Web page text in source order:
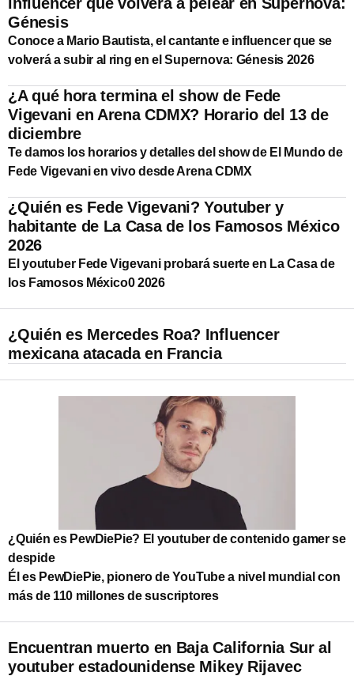
Génesis
Conoce a Mario Bautista, el cantante e influencer que se
volverá a subir al ring en el Supernova: Génesis 2026
¿A qué hora termina el show de Fede
Vigevani en Arena CDMX? Horario del 13 de
diciembre
Te damos los horarios y detalles del show de El Mundo de
Fede Vigevani en vivo desde Arena CDMX
¿Quién es Fede Vigevani? Youtuber y
habitante de La Casa de los Famosos México
2026
El youtuber Fede Vigevani probará suerte en La Casa de
los Famosos México0 2026
¿Quién es Mercedes Roa? Influencer
mexicana atacada en Francia
¿Quién es PewDiePie? El youtuber de contenido gamer se
despide
Él es PewDiePie, pionero de YouTube a nivel mundial con
más de 110 millones de suscriptores
Encuentran muerto en Baja California Sur al
youtuber estadounidense Mikey Rijavec